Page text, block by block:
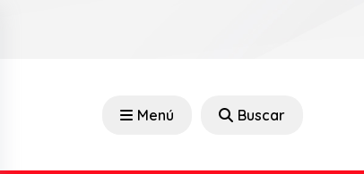
Menú Buscar